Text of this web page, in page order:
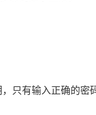
只有输入正确的